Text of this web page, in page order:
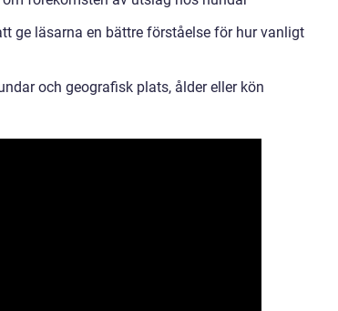
ge läsarna en bättre förståelse för hur vanligt
och geografisk plats, ålder eller kön